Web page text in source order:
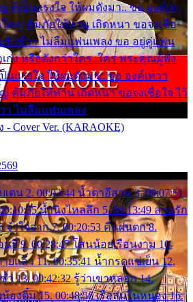
ที่เป็นแรงใจ ให้ผมดังมา.. ขอ องค์เท
หญ่ คุ้มภัยให้ท่าน เถิดหนา ขอจงเชื่อ
บชั่วชีวา ไม่ลืมแฟนเพลง ขอ อยู่คู่แฟน
เก่ง หรือดังกว่าใคร..ใคร พระคุณผู้ฟัง
นแรงใจ ให้ผมดังมา.. ขอ องค์เทวา
คุ้มภัยให้ท่าน เถิดหนา ขอจงเชื่อใจ ไว้
า ไม่ลืมแฟนเพลง
Cover Ver. (KARAOKE)
เดน 2. 00:03:44 น้ำตาอีสาน 3. 00:07:51
น้ำนิ่งไหลลึก 5. 00:13:49 ลานรัก
จำใจจาก 7. 00:20:53 คืนฝนตก 8.
นยี่ 9. 00:28:47 โสนน้อยเรือนงาม 10.
ยแล้ว 11. 00:35:41 น้ำกรดแช่เย็น 12.
ำ 13. 00:42:32 รู้ว่าเขาหลอก 14.
องติ๋ม 15. 00:48:56 เรือล่มในหนอง 16.